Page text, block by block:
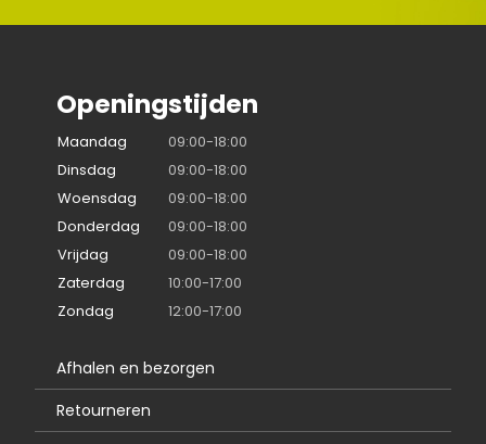
Openingstijden
Maandag
09:00-18:00
Dinsdag
09:00-18:00
Woensdag
09:00-18:00
Donderdag
09:00-18:00
Vrijdag
09:00-18:00
Zaterdag
10:00-17:00
Zondag
12:00-17:00
Afhalen en bezorgen
Retourneren